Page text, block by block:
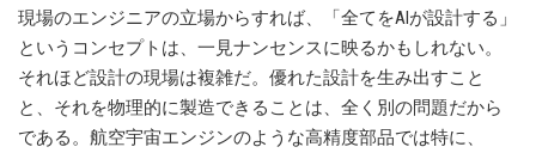
現場のエンジニアの立場からすれば、「全てをAIが設計する」
というコンセプトは、一見ナンセンスに映るかもしれない。
それほど設計の現場は複雑だ。優れた設計を生み出すこと
と、それを物理的に製造できることは、全く別の問題だから
である。航空宇宙エンジンのような高精度部品では特に、